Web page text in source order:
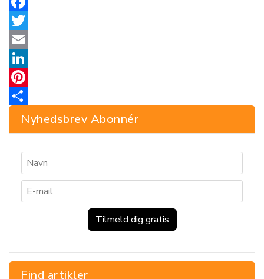
Facebook
Twitter
Email
LinkedIn
Pinterest
Share
Nyhedsbrev Abonnér
Find artikler